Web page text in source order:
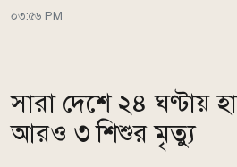
০৩:৫৬ PM
সারা দেশে ২৪ ঘণ্টায়
আরও ৩ শিশুর মৃত্যু